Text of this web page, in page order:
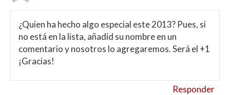
¿Quien ha hecho algo especial este 2013? Pues, si
no está en la lista, añadid su nombre en un
comentario y nosotros lo agregaremos. Será el +1
¡Gracias!
Responder